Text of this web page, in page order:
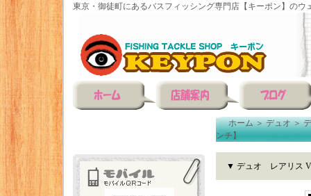
東京・御徒町にあるバスフィッシング専門店【キーポン】のウ
ホーム＞デュオ＞
ンチ】
▼ デュオ レアリス V